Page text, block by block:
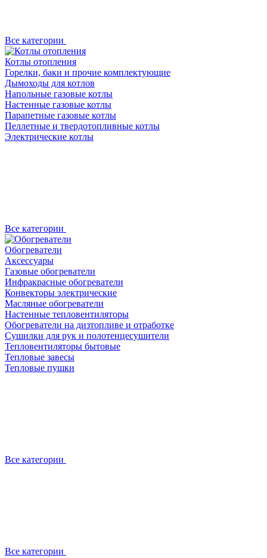
Все категории
Котлы отопления
Горелки, баки и прочие комплектующие
Дымоходы для котлов
Напольные газовые котлы
Настенные газовые котлы
Парапетные газовые котлы
Пеллетные и твердотопливные котлы
Электрические котлы
Все категории
Обогреватели
Аксессуары
Газовые обогреватели
Инфракрасные обогреватели
Конвекторы электрические
Масляные обогреватели
Настенные тепловентиляторы
Обогреватели на дизтопливе и отработке
Сушилки для рук и полотенцесушители
Тепловентиляторы бытовые
Тепловые завесы
Тепловые пушки
Все категории
Все категории